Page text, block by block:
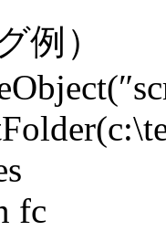
例）
fc